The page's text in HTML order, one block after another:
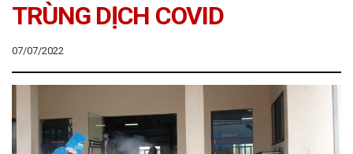
TRÙNG DỊCH COVID
07/07/2022